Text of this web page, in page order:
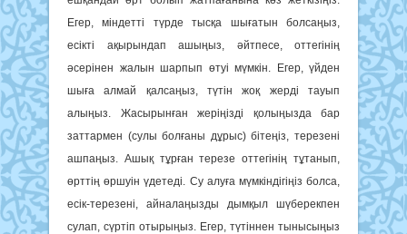
Егер, міндетті түрде тысқа шығатын болсаңыз,
есікті ақырындап ашыңыз, әйтпесе, оттегінің
әсерінен жалын шарпып өтуі мүмкін. Егер, үйден
шыға алмай қалсаңыз, түтін жоқ жерді тауып
алыңыз. Жасырынған жеріңізді қолыңызда бар
заттармен (сулы болғаны дұрыс) бітеңіз, терезені
ашпаңыз. Ашық тұрған терезе оттегінің тұтанып,
өрттің өршуін үдетеді. Су алуға мүмкіндігіңіз болса,
есік-терезені, айналаңызды дымқыл шүберекпен
сулап, сүртіп отырыңыз. Егер, түтіннен тынысыңыз